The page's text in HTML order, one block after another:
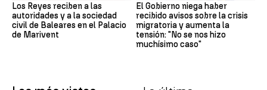
Los Reyes reciben a las
autoridades y a la sociedad
civil de Baleares en el Palacio
de Marivent
El Gobierno niega haber
recibido avisos sobre la crisis
migratoria y aumenta la
tensión: "No se nos hizo
muchísimo caso"